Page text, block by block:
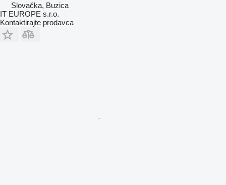
Slovačka, Buzica
IT EUROPE s.r.o.
Kontaktirajte prodavca